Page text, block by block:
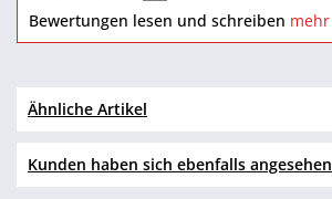
Bewertungen lesen und schreiben mehr
Ähnliche Artikel
Kunden haben sich ebenfalls angesehen